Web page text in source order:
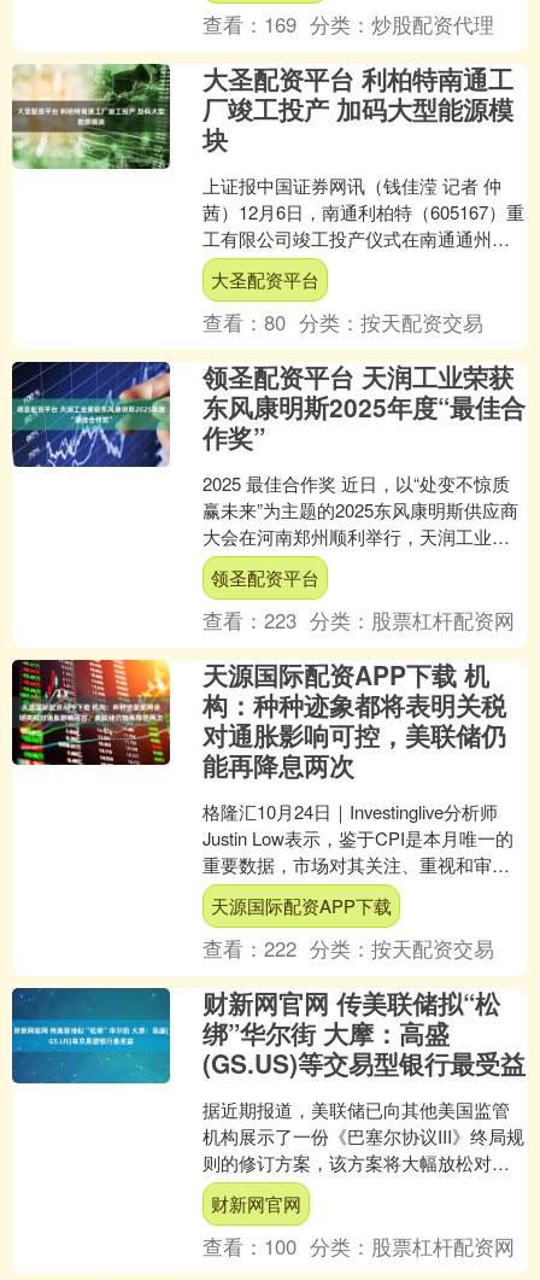
查看： 169 分类：炒股配资代理
大圣配资平台 利柏特南通工
厂竣工投产 加码大型能源模
块
上证报中国证券网讯（钱佳滢 记者 仲
茜）12月6日，南通利柏特（605167）重
工有限公司竣工投产仪式在南通通州湾
举行。据悉，该项目主要从事海工模
块、核电模块等....
大圣配资平台
查看：80 分类：按天配资交易
领圣配资平台 天润工业荣获
东风康明斯2025年度“最佳合
作奖”
2025 最佳合作奖 近日，以“处变不惊质
赢未来”为主题的2025东风康明斯供应商
大会在河南郑州顺利举行，天润工业
（002283）技术股份有限公司成功荣获
东风康....
领圣配资平台
查看：223 分类： 股票杠杆配资网
天源国际配资APP下载 机
构：种种迹象都将表明关税
对通胀影响可控，美联储仍
能再降息两次
格隆汇10月24日｜Investinglive分析师
Justin Low表示，鉴于CPI是本月唯一的
重要数据，市场对其关注、重视和审视
程度将比以往任何数据都更为....
天源国际配资APP下载
查看：222 分类：按天配资交易
财新网官网 传美联储拟“松
绑”华尔街 大摩：高盛
(GS.US)等交易型银行最受益
据近期报道，美联储已向其他美国监管
机构展示了一份《巴塞尔协议III》终局规
则的修订方案，该方案将大幅放松对华
尔街大型银行的资本金要求。报道称，
部分官员估算，新方....
财新网官网
查看： 100 分类： 股票杠杆配资网